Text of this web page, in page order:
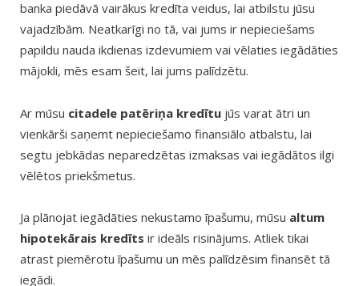
banka piedāvā vairākus kredīta veidus, lai atbilstu jūsu
vajadzībām. Neatkarīgi no tā, vai jums ir nepieciešams
papildu nauda ikdienas izdevumiem vai vēlaties iegādāties
mājokli, mēs esam šeit, lai jums palīdzētu.
Ar mūsu citadele patēriņa kredītu jūs varat ātri un
vienkārši saņemt nepieciešamo finansiālo atbalstu, lai
segtu jebkādas neparedzētas izmaksas vai iegādātos ilgi
vēlētos priekšmetus.
Ja plānojat iegādāties nekustamo īpašumu, mūsu altum
hipotekārais kredīts ir ideāls risinājums. Atliek tikai
atrast piemērotu īpašumu un mēs palīdzēsim finansēt tā
iegādi.